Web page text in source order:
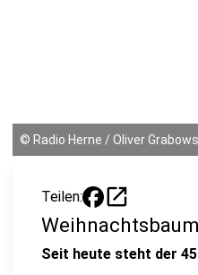
© Radio Herne / Oliver
Teilen: open_in_new
Seit heute steht der